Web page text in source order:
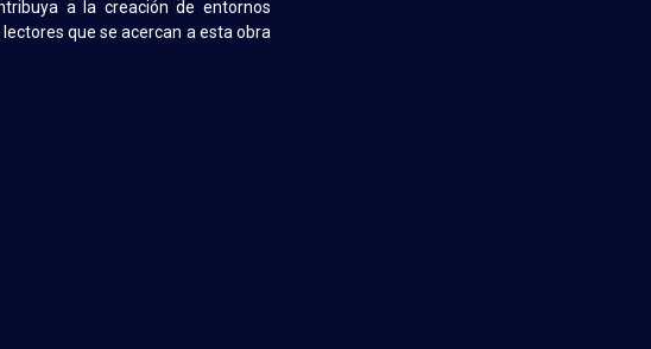
a la creación de entornos
que se acercan a esta obra